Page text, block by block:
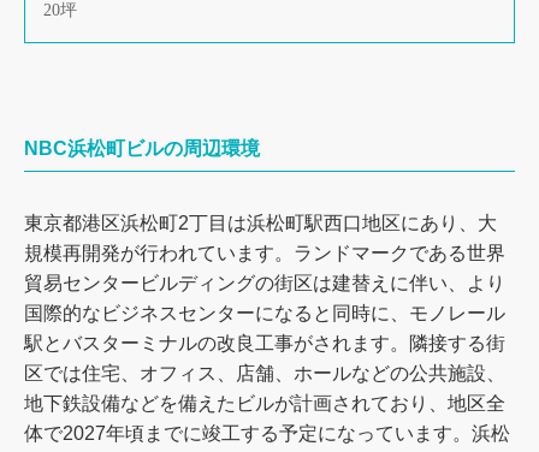
20坪
NBC浜松町ビルの周辺環境
東京都港区浜松町2丁目は浜松町駅西口地区にあり、大
規模再開発が行われています。ランドマークである世界
貿易センタービルディングの街区は建替えに伴い、より
国際的なビジネスセンターになると同時に、モノレール
駅とバスターミナルの改良工事がされます。隣接する街
区では住宅、オフィス、店舗、ホールなどの公共施設、
地下鉄設備などを備えたビルが計画されており、地区全
体で2027年頃までに竣工する予定になっています。浜松